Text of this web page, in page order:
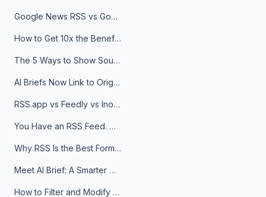
Google News RSS vs Google Alerts: Which Is Better for News Monitoring?
How to Get 10x the Benefits of Google Alerts
The 5 Ways to Show Sources in Your AI Brief, And When to Use Each
AI Briefs Now Link to Original Sources. Here's Why It Matters
RSS.app vs Feedly vs Inoreader: Which One Is Actually Right for You?
You Have an RSS Feed. Now What?
Why RSS Is the Best Format for AI Agents in 2026
Meet AI Brief: A Smarter Way to Stay on Top of Information
How to Filter and Modify RSS Feeds